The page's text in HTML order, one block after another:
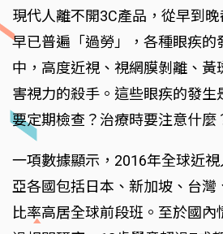
現代人離不開3C產品，從早到
早已普遍「過勞」，各種眼疾的
中，高度近視、視網膜剝離、黃
害視力的殺手。這些眼疾的發生
要定期檢查？治療時要注意什麼
一項數據顯示，2016年全球近
亞各國包括日本、新加坡、台灣
比率高居全球前段班。至於國